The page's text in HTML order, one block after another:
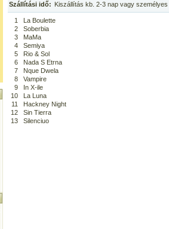
Szállítási idő: Kiszállítás kb. 2-3 nap vagy
1
La Boulette
2
Soberbia
3
MaMa
4
Semiya
5
Rio & Sol
6
Nada S Etrna
7
Nque Dwela
8
Vampire
9
In X-ile
10
La Luna
11
Hackney Night
12
Sin Tierra
13
Silenciuo